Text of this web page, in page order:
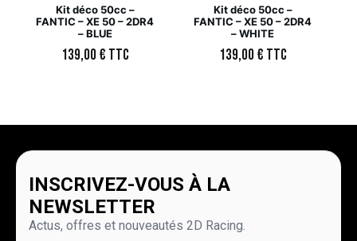
Kit déco 50cc –
FANTIC – XE 50 – 2DR4
– BLUE
139,00€ TTC
Kit déco 50cc –
FANTIC – XE 50 – 2DR4
– WHITE
139,00€ TTC
INSCRIVEZ-VOUS À LA
NEWSLETTER
Actus, offres et nouveautés 2D Racing.